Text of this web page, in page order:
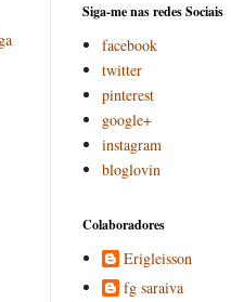
Siga-me nas redes Sociais
facebook
twitter
pinterest
google+
instagram
bloglovin
Colaboradores
Erigleisson
fg saraiva